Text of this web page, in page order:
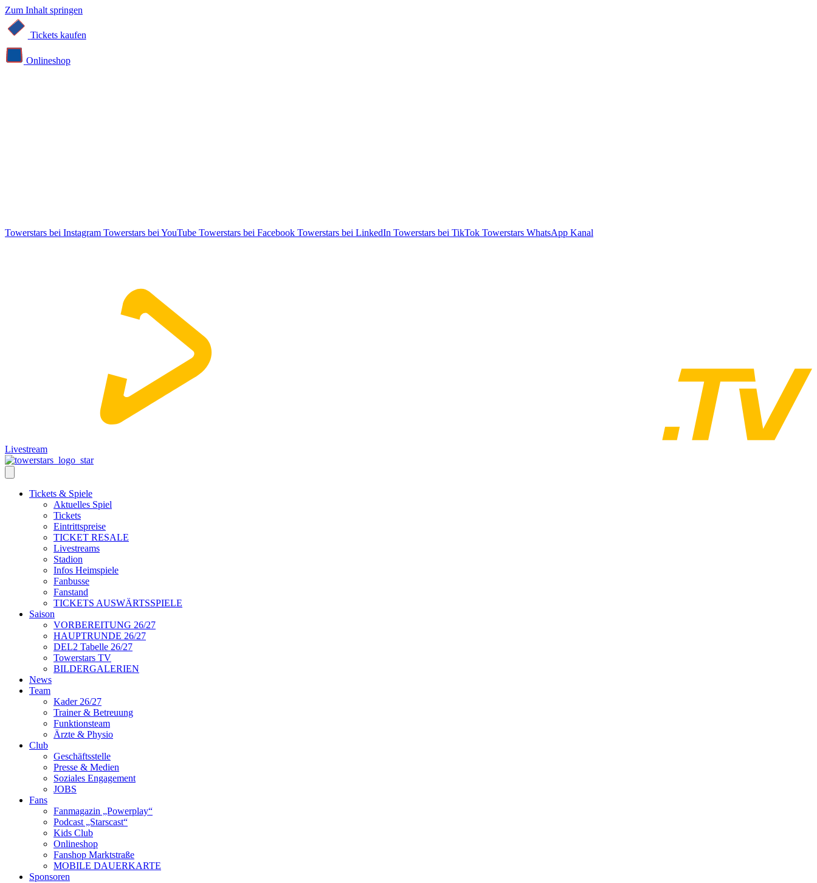
Zum Inhalt springen
Tickets kaufen
Online­shop
Towerstars bei Instagram Towerstars bei YouTube Towerstars bei Facebook Towerstars bei LinkedIn Towerstars bei TikTok Towerstars WhatsApp Kanal
Livestream
Tickets & Spiele
Aktuelles Spiel
Tickets
Eintrittspreise
TICKET RESALE
Livestreams
Stadion
Infos Heimspiele
Fanbusse
Fanstand
TICKETS AUSWÄRTSSPIELE
Saison
VORBEREITUNG 26/27
HAUPTRUNDE 26/27
DEL2 Tabelle 26/27
Towerstars TV
BILDERGALERIEN
News
Team
Kader 26/27
Trainer & Betreuung
Funktionsteam
Ärzte & Physio
Club
Geschäftsstelle
Presse & Medien
Soziales Engagement
JOBS
Fans
Fanmagazin „Powerplay“
Podcast „Starscast“
Kids Club
Onlineshop
Fanshop Marktstraße
MOBILE DAUERKARTE
Sponsoren